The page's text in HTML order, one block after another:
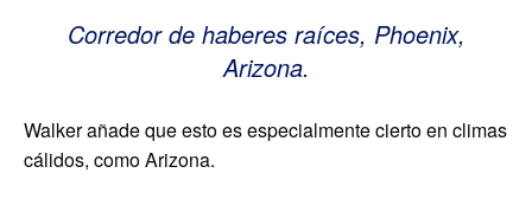
Corredor de haberes raíces, Phoenix,
Arizona.
Walker añade que esto es especialmente cierto en climas
cálidos, como Arizona.